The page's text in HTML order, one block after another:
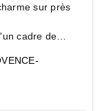
cadre de
des grands